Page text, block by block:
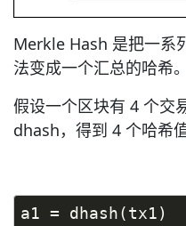
Merkle Hash 是把一系
法变成一个汇总的哈希。
假设一个区块有 4 个交
dhash，得到 4 个哈希
a1 = dhash(tx1)